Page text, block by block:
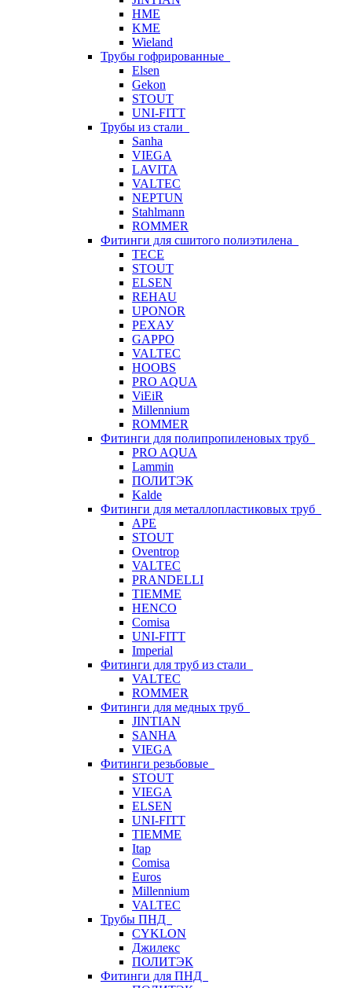
HME
KME
Wieland
Трубы гофрированные
Elsen
Gekon
STOUT
UNI-FITT
Трубы из стали
Sanha
VIEGA
LAVITA
VALTEC
NEPTUN
Stahlmann
ROMMER
Фитинги для сшитого полиэтилена
TECE
STOUT
ELSEN
REHAU
UPONOR
РЕХАУ
GAPPO
VALTEC
HOOBS
PRO AQUA
ViEiR
Millennium
ROMMER
Фитинги для полипропиленовых труб
PRO AQUA
Lammin
ПОЛИТЭК
Kalde
Фитинги для металлопластиковых труб
APE
STOUT
Oventrop
VALTEC
PRANDELLI
TIEMME
HENCO
Comisa
UNI-FITT
Imperial
Фитинги для труб из стали
VALTEC
ROMMER
Фитинги для медных труб
JINTIAN
SANHA
VIEGA
Фитинги резьбовые
STOUT
VIEGA
ELSEN
UNI-FITT
TIEMME
Itap
Comisa
Euros
Millennium
VALTEC
Трубы ПНД
CYKLON
Джилекс
ПОЛИТЭК
Фитинги для ПНД